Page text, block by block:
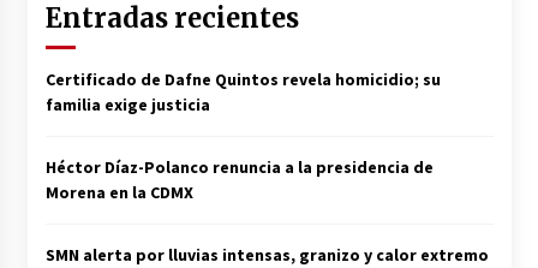
Entradas recientes
Certificado de Dafne Quintos revela homicidio; su
familia exige justicia
Héctor Díaz-Polanco renuncia a la presidencia de
Morena en la CDMX
SMN alerta por lluvias intensas, granizo y calor extremo